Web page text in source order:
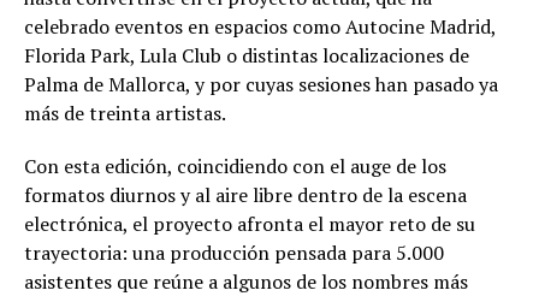
celebrado eventos en espacios como Autocine Madrid,
Florida Park, Lula Club o distintas localizaciones de
Palma de Mallorca, y por cuyas sesiones han pasado ya
más de treinta artistas.
Con esta edición, coincidiendo con el auge de los
formatos diurnos y al aire libre dentro de la escena
electrónica, el proyecto afronta el mayor reto de su
trayectoria: una producción pensada para 5.000
asistentes que reúne a algunos de los nombres más